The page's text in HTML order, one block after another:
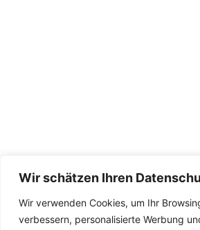
Wir schätzen Ihren
Wir verwenden Cookies, um Ihr
verbessern, personalisierte Werbung